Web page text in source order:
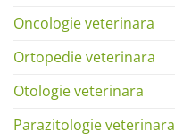
Oncologie veterinara
Ortopedie veterinara
Otologie veterinara
Parazitologie veterinara